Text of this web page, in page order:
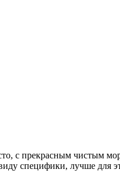
с прекрасным чистым
специфики, лучше для